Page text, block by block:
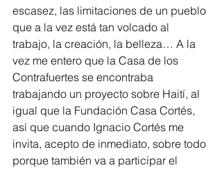
escasez, las limitaciones de un pueblo
que a la vez está tan volcado al
trabajo, la creación, la belleza… A la
vez me entero que la Casa de los
Contrafuertes se encontraba
trabajando un proyecto sobre Haití, al
igual que la Fundación Casa Cortés,
así que cuando Ignacio Cortés me
invita, acepto de inmediato, sobre todo
porque también va a participar el